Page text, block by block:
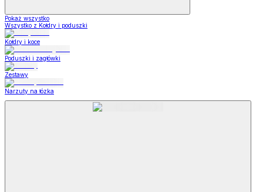
Pokaż wszystko
Wszystko z Kołdry i poduszki
Kołdry i koce
Poduszki i zagłówki
Zestawy
Narzuty na łózka